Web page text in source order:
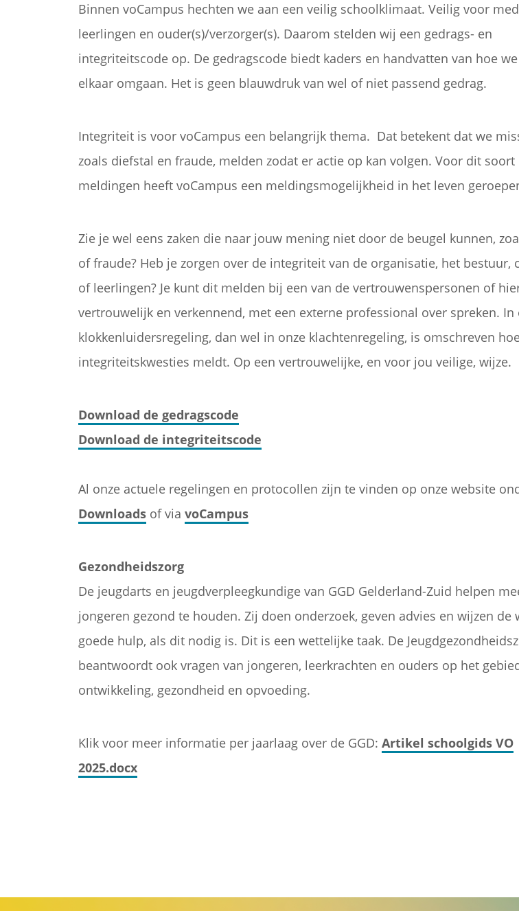
Binnen voCampus hechten we aan een veilig schoolklimaat. Veilig voor
leerlingen en ouder(s)/verzorger(s). Daarom stelden wij een gedrags- en
integriteitscode op. De gedragscode biedt kaders en handvatten van hoe
elkaar omgaan. Het is geen blauwdruk van wel of niet passend gedrag.
Integriteit is voor voCampus een belangrijk thema. Dat betekent dat we
zoals diefstal en fraude, melden zodat er actie op kan volgen. Voor dit soort
meldingen heeft voCampus een meldingsmogelijkheid in het leven
Zie je wel eens zaken die naar jouw mening niet door de beugel kunnen,
of fraude? Heb je zorgen over de integriteit van de organisatie, het bestuur,
of leerlingen? Je kunt dit melden bij een van de vertrouwenspersonen of
vertrouwelijk en verkennend, met een externe professional over spreken. In
klokkenluidersregeling, dan wel in onze klachtenregeling, is omschreven
integriteitskwesties meldt. Op een vertrouwelijke, en voor jou veilige, wijze.
Download de gedragscode
Download de integriteitscode
Al onze actuele regelingen en protocollen zijn te vinden op onze website
Downloads of via voCampus
Gezondheidszorg
De jeugdarts en jeugdverpleegkundige van GGD Gelderland-Zuid helpen
jongeren gezond te houden. Zij doen onderzoek, geven advies en wijzen de
goede hulp, als dit nodig is. Dit is een wettelijke taak. De
beantwoordt ook vragen van jongeren, leerkrachten en ouders op het
ontwikkeling, gezondheid en opvoeding.
Klik voor meer informatie per jaarlaag over de GGD: Artikel schoolgids VO
2025.docx